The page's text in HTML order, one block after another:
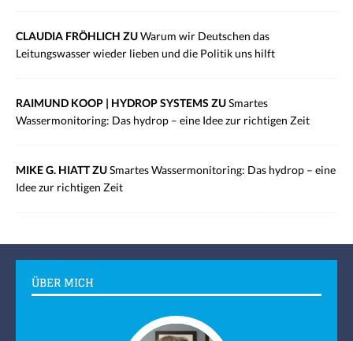
CLAUDIA FRÖHLICH ZUWarum wir Deutschen das
Leitungswasser wieder lieben und die Politik uns hilft
RAIMUND KOOP | HYDROP SYSTEMS ZUSmartes
Wassermonitoring: Das hydrop – eine Idee zur richtigen Zeit
MIKE G. HIATT ZUSmartes Wassermonitoring: Das hydrop – eine
Idee zur richtigen Zeit
ÜBER MICH